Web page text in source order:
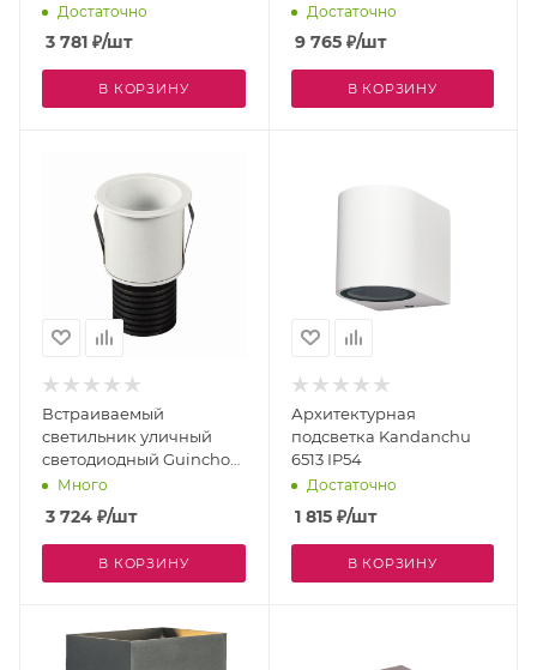
Достаточно
3 781 ₽/шт
В КОРЗИНУ
Достаточно
9 765₽/шт
В КОРЗИНУ
Встраиваемый
светильник уличный
светодиодный Guincho
7082 IP54
Много
3 724 ₽/шт
В КОРЗИНУ
Архитектурная
подсветка Kandanchu
6513 IP54
Достаточно
1 815₽/шт
В КОРЗИНУ